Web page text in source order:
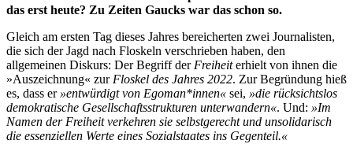
das erst heute? Zu Zeiten Gaucks war das schon so.
Gleich am ersten Tag dieses Jahres bereicherten zwei Journalisten,
die sich der Jagd nach Floskeln verschrieben haben, den
allgemeinen Diskurs: Der Begriff derFreiheiterhielt von ihnen die
»Auszeichnung« zurFloskel des Jahres 2022. Zur Begründung hieß
es, dass er»entwürdigt von Egoman*innen« sei, »die rücksichtslos
demokratische Gesellschaftsstrukturen unterwandern«. Und: »Im
Namen der Freiheit verkehren sie selbstgerecht und unsolidarisch
die essenziellen Werte eines Sozialstaates ins Gegenteil.«